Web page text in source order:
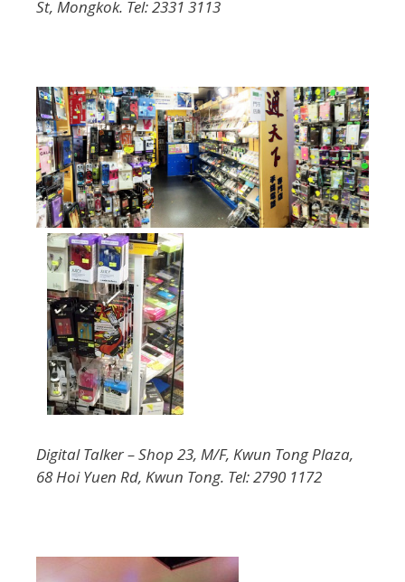
St, Mongkok. Tel: 2331 3113
Digital Talker – Shop 23, M/F, Kwun Tong Plaza,
68 Hoi Yuen Rd, Kwun Tong. Tel: 2790 1172